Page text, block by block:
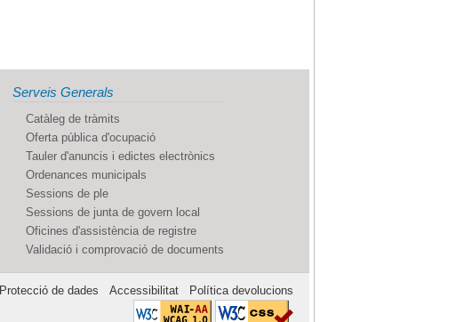
Serveis Generals
Catàleg de tràmits
Oferta pública d'ocupació
Tauler d'anuncis i edictes electrònics
Ordenances municipals
Sessions de ple
Sessions de junta de govern local
Oficines d'assistència de registre
Validació i comprovació de documents
Protecció de dades Accessibilitat Política devolucions